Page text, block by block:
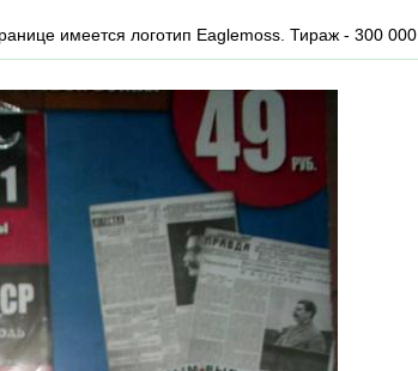
имеется логотип Eaglemoss. Тираж - 300 000